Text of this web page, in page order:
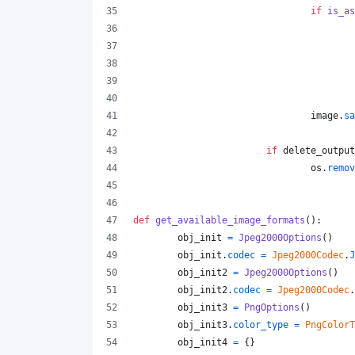
if
image.
if delete_output
os .
def get_available_image_formats ():
obj_init = Jpeg2000Options ()
obj_init . codec = Jpeg2000Codec.
obj_init2 = Jpeg2000Options ()
obj_init2. codec = Jpeg2000Codec.
obj_init3 = PngOptions ()
obj_init3. color_type =
obj_init4 = {}